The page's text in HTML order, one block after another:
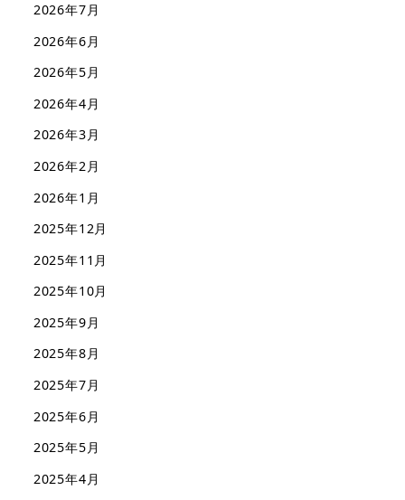
2026年7月
2026年6月
2026年5月
2026年4月
2026年3月
2026年2月
2026年1月
2025年12月
2025年11月
2025年10月
2025年9月
2025年8月
2025年7月
2025年6月
2025年5月
2025年4月